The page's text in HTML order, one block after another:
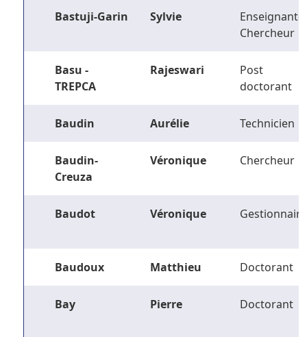
Bastuji-Garin Sylvie
Enseignant-
Chercheur
Basu -
TREPCA
Rajeswari
Post
doctorant
Baudin Aurélie Technicien
Baudin-
Creuza
Véronique Chercheur
Baudot Véronique Gestionnaire
Baudoux Matthieu Doctorant
Bay Pierre Doctorant